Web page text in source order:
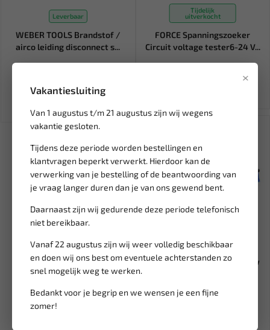
×
Vakantiesluiting
Van 1 augustus t/m 21 augustus zijn wij wegens
vakantie gesloten.
Tijdens deze periode worden bestellingen en
klantvragen beperkt verwerkt. Hierdoor kan de
verwerking van je bestelling of de beantwoording van
je vraag langer duren dan je van ons gewend bent.
Daarnaast zijn wij gedurende deze periode telefonisch
niet bereikbaar.
Vanaf 22 augustus zijn wij weer volledig beschikbaar
en doen wij ons best om eventuele achterstanden zo
snel mogelijk weg te werken.
Bedankt voor je begrip en we wensen je een fijne
zomer!
Leverbaar
WEBER TOOLS Brandstof /
airco leiding disconnect s...
Ex. btw: € 33,96
Tijdelijk
uitverkocht
FORCE Spanningszoeker
Circuit voltage tester6-24 V...
Leverbaar
GEKO IJskrabber met sneeuw
12,95